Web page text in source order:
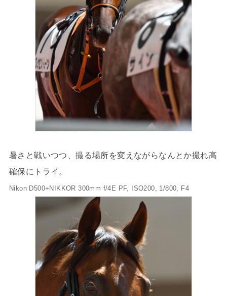
暑さと戦いつつ、撮る場所を変えながらなんとか撮れ高
確保にトライ。
Nikon D500+NIKKOR 300mm f/4E PF, ISO200, 1/800, F4